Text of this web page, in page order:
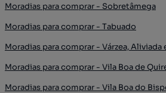
Moradias para comprar - Sobretâmega
Moradias para comprar - Tabuado
Moradias para comprar - Várzea, Aliviada
Moradias para comprar - Vila Boa de
Moradias para comprar - Vila Boa do